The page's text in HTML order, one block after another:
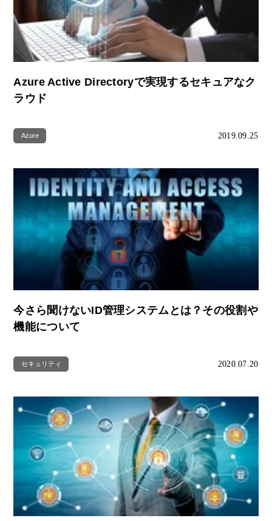
Azure Active Directoryで実現するセキュアなク
ラウド
Azure 2019.09.25
今さら聞けないID管理システムとは？その役割や
機能について
セキュリティ 2020.07.20